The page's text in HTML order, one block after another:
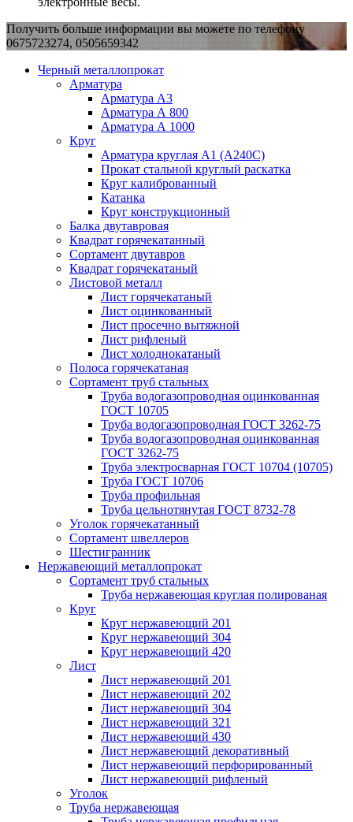
Получить больше информации вы можете по телефону
0675723274, 0505659342
Черный металлопрокат
Арматура
Арматура А3
Арматура А 800
Арматура А 1000
Круг
Арматура круглая А1 (А240C)
Прокат стальной круглый раскатка
Круг калиброванный
Катанка
Круг конструкционный
Балка двутавровая
Квадрат горячекатанный
Сортамент двутавров
Квадрат горячекатаный
Листовой металл
Лист горячекатаный
Лист оцинкованный
Лист просечно вытяжной
Лист рифленый
Лист холоднокатаный
Полоса горячекатаная
Сортамент труб стальных
Труба водогазопроводная оцинкованная
ГОСТ 10705
Труба водогазопроводная ГОСТ 3262-75
Труба водогазопроводная оцинкованная
ГОСТ 3262-75
Труба электросварная ГОСТ 10704 (10705)
Труба ГОСТ 10706
Труба профильная
Труба цельнотянутая ГОСТ 8732-78
Уголок горячекатанный
Сортамент швеллеров
Шестигранник
Нержавеющий металлопрокат
Сортамент труб стальных
Труба нержавеющая круглая полированая
Круг
Круг нержавеющий 201
Круг нержавеющий 304
Круг нержавеющий 420
Лист
Лист нержавеющий 201
Лист нержавеющий 202
Лист нержавеющий 304
Лист нержавеющий 321
Лист нержавеющий 430
Лист нержавеющий декоративный
Лист нержавеющий перфорированный
Лист нержавеющий рифленый
Уголок
Труба нержавеющая